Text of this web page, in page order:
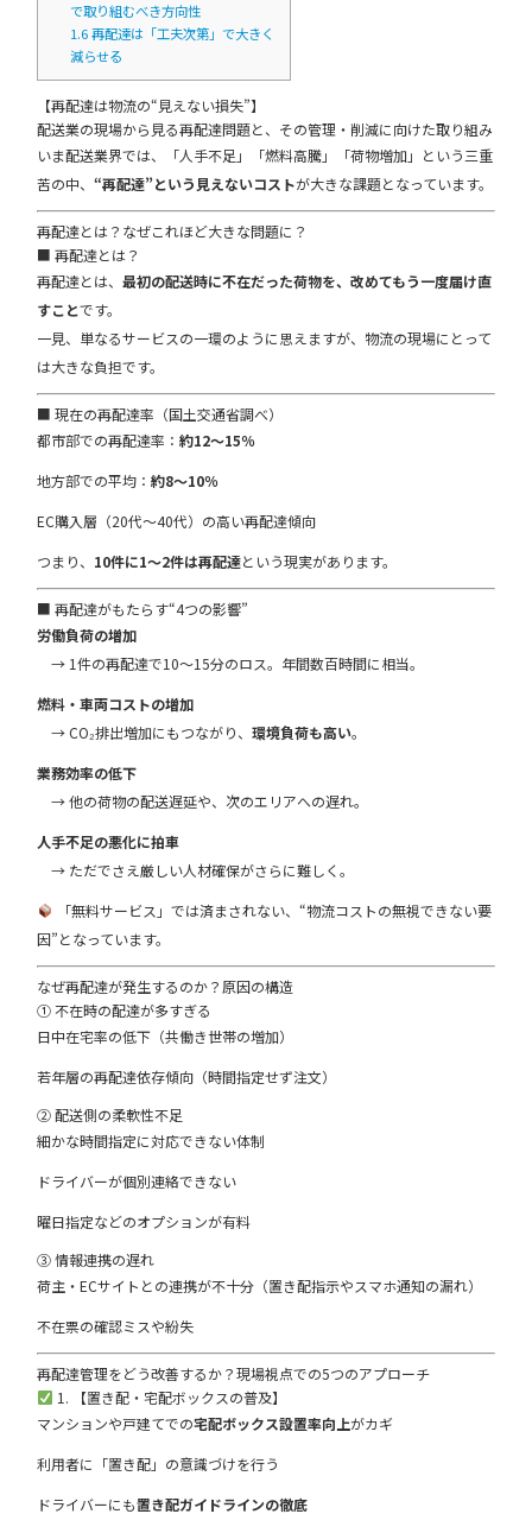
で取り組むべき方向性
1.6再配達は「工夫次第」で大きく
減らせる
【再配達は物流の“見えない損失”】
配送業の現場から見る再配達問題と、その管理・削減に向けた取り組み
いま配送業界では、「人手不足」「燃料高騰」「荷物増加」という三重
苦の中、“再配達”という見えないコストが大きな課題となっています。
再配達とは？なぜこれほど大きな問題に？
■ 再配達とは？
再配達とは、最初の配送時に不在だった荷物を、改めてもう一度届け直
すことです。
一見、単なるサービスの一環のように思えますが、物流の現場にとって
は大きな負担です。
■ 現在の再配達率（国土交通省調べ）
都市部での再配達率：約12〜15％
地方部での平均：約8〜10％
EC購入層（20代〜40代）の高い再配達傾向
つまり、 10件に1〜2件は再配達という現実があります。
■ 再配達がもたらす“4つの影響”
労働負荷の増加
→ 1件の再配達で10〜15分のロス。年間数百時間に相当。
燃料・車両コストの増加
→ CO₂排出増加にもつながり、環境負荷も高い。
業務効率の低下
→ 他の荷物の配送遅延や、次のエリアへの遅れ。
人手不足の悪化に拍車
→ ただでさえ厳しい人材確保がさらに難しく。
「無料サービス」では済まされない、“物流コストの無視できない要
因”となっています。
なぜ再配達が発生するのか？原因の構造
① 不在時の配達が多すぎる
日中在宅率の低下（共働き世帯の増加）
若年層の再配達依存傾向（時間指定せず注文）
② 配送側の柔軟性不足
細かな時間指定に対応できない体制
ドライバーが個別連絡できない
曜日指定などのオプションが有料
③ 情報連携の遅れ
荷主・ECサイトとの連携が不十分（置き配指示やスマホ通知の漏れ）
不在票の確認ミスや紛失
再配達管理をどう改善するか？現場視点での5つのアプローチ
1. 【置き配・宅配ボックスの普及】
マンションや戸建てでの宅配ボックス設置率向上がカギ
利用者に「置き配」の意識づけを行う
ドライバーにも置き配ガイドラインの徹底